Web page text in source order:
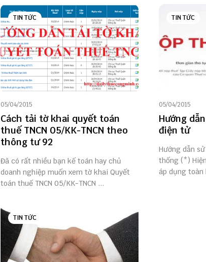
TIN TỨC
05/04/2015
Cách tải tờ khai quyết toán
thuế TNCN 05/KK-TNCN theo
thông tư 92
Đã có rất nhiều bạn kế toán hay chủ
doanh nghiệp muốn xem tờ khai Quyết
toán thuế TNCN 05/KK-TNCN ...
TIN TỨC
05/04/2015
Hướng
điện tử
Hướng dẫn
thống (*)
áp dụng toàn
TIN TỨC